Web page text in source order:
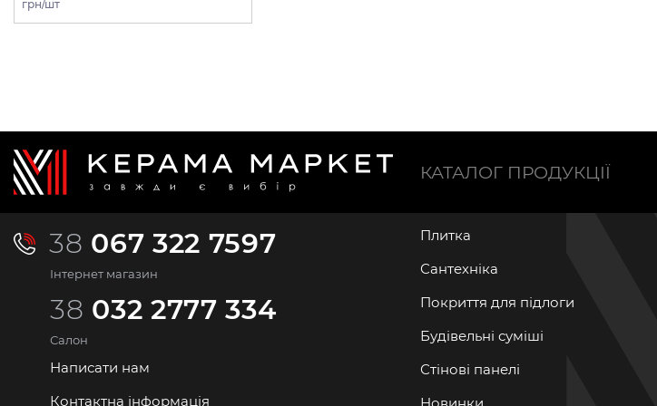
грн/шт
38 067 322 7597
Інтернет магазин
38 032 2777 334
Салон
Написати нам
Контактна інформація
КАТАЛОГ ПРОДУКЦІЇ
Плитка
Сантехніка
Покриття для підлоги
Будівельні суміші
Стінові панелі